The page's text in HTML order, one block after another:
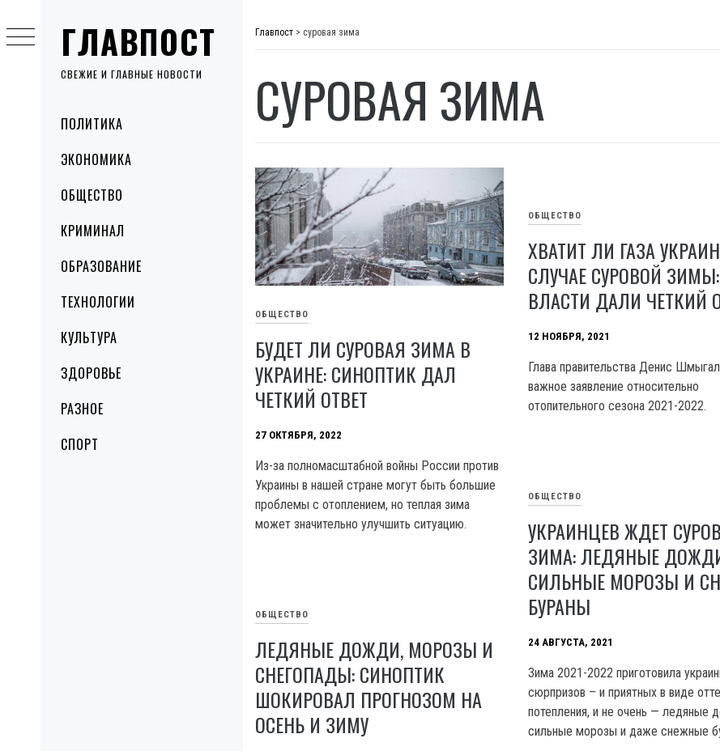
ГЛАВПОСТ
СВЕЖИЕ И ГЛАВНЫЕ НОВОСТИ
MenuПОЛИТИКА
ЭКОНОМИКА
ОБЩЕСТВО
КРИМИНАЛ
ОБРАЗОВАНИЕ
ТЕХНОЛОГИИ
КУЛЬТУРА
ЗДОРОВЬЕ
РАЗНОЕ
СПОРТ
to
content
Главпост > суровая зима
СУРОВАЯ ЗИМА
ОБЩЕСТВО
БУДЕТ ЛИ СУРОВАЯ ЗИМА В
УКРАИНЕ: СИНОПТИК ДАЛ
ЧЕТКИЙ ОТВЕТ
27 ОКТЯБРЯ, 2022
Из-за полномасштабной войны России против
Украины в нашей стране могут быть большие
проблемы с отоплением, но теплая зима
может значительно улучшить ситуацию.
ОБЩЕСТВО
ХВАТИТ ЛИ ГАЗА
СЛУЧАЕ СУРОВОЙ ЗИМЫ:
ВЛАСТИ ДАЛИ ЧЕТКИЙ
12 НОЯБРЯ, 2021
Глава правительства Денис
важное заявление относительно
отопительного сезона 2021-2022.
ОБЩЕСТВО
УКРАИНЦЕВ ЖДЕТ
ЗИМА: ЛЕДЯНЫЕ
СИЛЬНЫЕ МОРОЗЫ И
БУРАНЫ
24 АВГУСТА, 2021
Зима 2021-2022 приготовила
сюрпризов – и приятных в виде
потепления, и не очень — ледяные
сильные морозы и даже снежные
ОБЩЕСТВО
ЛЕДЯНЫЕ ДОЖДИ, МОРОЗЫ И
СНЕГОПАДЫ: СИНОПТИК
ШОКИРОВАЛ ПРОГНОЗОМ НА
ОСЕНЬ И ЗИМУ